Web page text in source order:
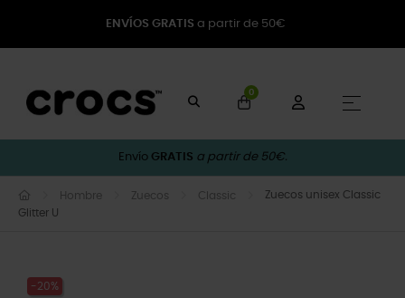
ENVÍOS GRATIS a partir de 50€
0
☰
Envío GRATIS a partir de 50€.
Hombre Zuecos Classic
Zuecos unisex Classic
Glitter U
-20%